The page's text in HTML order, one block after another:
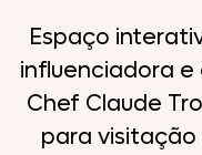
Espaço
influenciadora e
Chef Claude
para visitação